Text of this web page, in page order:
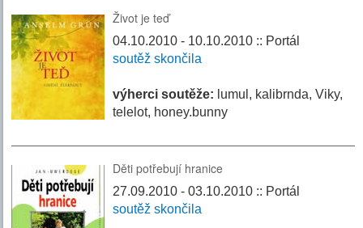
Život je teď
04.10.2010 - 10.10.2010 :: Portál
soutěž skončila
výherci soutěže: lumul, kalibrnda, Viky,
telelot, honey.bunny
Děti potřebují hranice
27.09.2010 - 03.10.2010 :: Portál
soutěž skončila